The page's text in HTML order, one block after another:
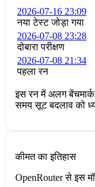
2026-07-16 23:09
नया टेस्ट जोड़ा गया
2026-07-08 23:28
दोबारा परीक्षण
2026-07-08 21:34
पहला रन
इस रन में अलग
समय सूट बदलाव को
कीमत का इतिहास
OpenRouter से इस